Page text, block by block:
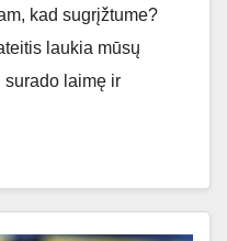
kad sugrįžtume?
laukia mūsų
laimę ir